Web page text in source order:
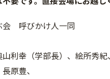
会 呼びかけ人一同
利幸（学部長）、絵所秀
原豊、